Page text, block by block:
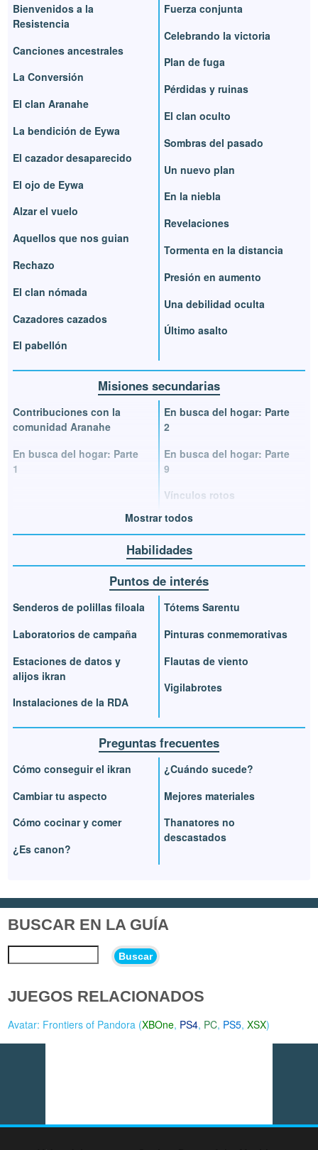
Bienvenidos a la
Resistencia
Canciones ancestrales
La Conversión
El clan Aranahe
La bendición de Eywa
El cazador desaparecido
El ojo de Eywa
Alzar el vuelo
Aquellos que nos guian
Rechazo
El clan nómada
Cazadores cazados
El pabellón
Fuerza conjunta
Celebrando la victoria
Plan de fuga
Pérdidas y ruinas
El clan oculto
Sombras del pasado
Un nuevo plan
En la niebla
Revelaciones
Tormenta en la distancia
Presión en aumento
Una debilidad oculta
Último asalto
Misiones secundarias
Contribuciones con la
comunidad Aranahe
En busca del hogar: Parte
1
En busca del hogar: Parte
2
En busca del hogar: Parte
9
Vínculos rotos
Mostrar todos
Habilidades
Puntos de interés
Senderos de polillas filoala
Laboratorios de campaña
Estaciones de datos y
alijos ikran
Instalaciones de la RDA
Tótems Sarentu
Pinturas conmemorativas
Flautas de viento
Vigilabrotes
Preguntas frecuentes
Cómo conseguir el ikran
Cambiar tu aspecto
Cómo cocinar y comer
¿Es canon?
¿Cuándo sucede?
Mejores materiales
Thanatores no
descastados
BUSCAR EN LA GUÍA
Buscar
JUEGOS RELACIONADOS
Avatar: Frontiers of Pandora (XBOne, PS4, PC, PS5,XSX)